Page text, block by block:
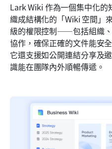
Lark Wiki 作為一個集中化的
織成結構化的「Wiki 空間」
級的權限控制——包括組織
協作，確保正確的文件能安
它還支援如公開連結分享及
識能在團隊內外順暢傳遞。